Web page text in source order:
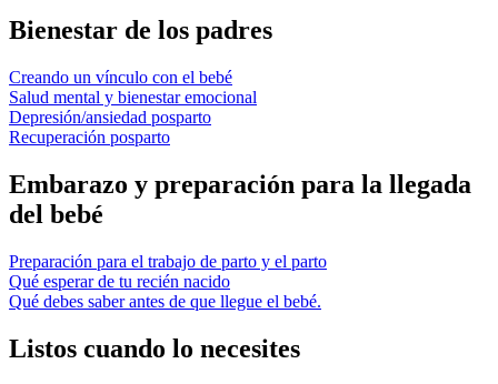
Bienestar de los padres
Creando un vínculo con el bebé
Salud mental y bienestar emocional
Depresión/ansiedad posparto
Recuperación posparto
Embarazo y preparación para la llegada
del bebé
Preparación para el trabajo de parto y el parto
Qué esperar de tu recién nacido
Qué debes saber antes de que llegue el bebé.
Listos cuando lo necesites